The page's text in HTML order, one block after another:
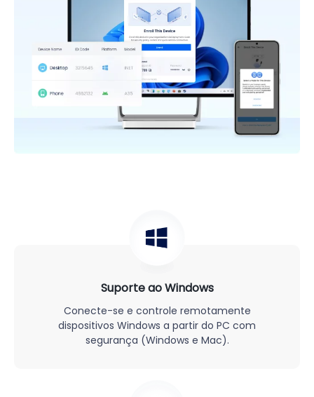
Suporte ao Windows
Conecte-se e controle remotamente
dispositivos Windows a partir do PC com
segurança (Windows e Mac).